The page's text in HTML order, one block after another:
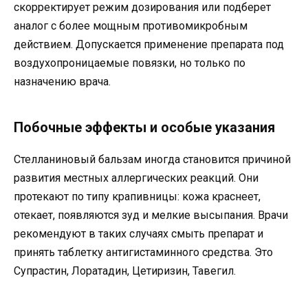
скорректирует режим дозирования или подберет
аналог с более мощным противомикробным
действием. Допускается применение препарата под
воздухопроницаемые повязки, но только по
назначению врача.
Побочные эффекты и особые указания
Стелланиновый бальзам иногда становится причиной
развития местных аллергических реакций. Они
протекают по типу крапивницы: кожа краснеет,
отекает, появляются зуд и мелкие высыпания. Врачи
рекомендуют в таких случаях смыть препарат и
принять таблетку антигистаминного средства. Это
Супрастин, Лоратадин, Цетиризин, Тавегил.